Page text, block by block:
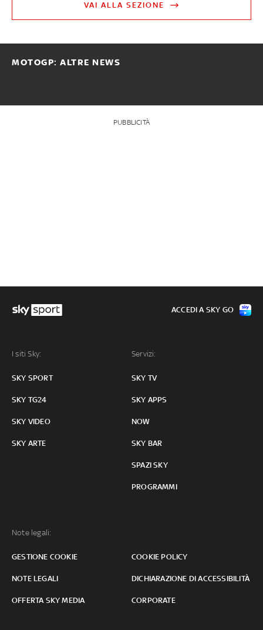
VAI ALLA SEZIONE
MOTOGP: ALTRE NEWS
PUBBLICITÀ
I siti Sky:
SKY SPORT
SKY TG24
SKY VIDEO
SKY ARTE
Servizi:
SKY TV
SKY APPS
NOW
SKY BAR
SPAZI SKY
PROGRAMMI
Note legali:
GESTIONE COOKIE COOKIE POLICY
NOTE LEGALI DICHIARAZIONE DI ACCESSIBILITÀ
OFFERTA SKY MEDIA CORPORATE
ACCEDI A SKY GO